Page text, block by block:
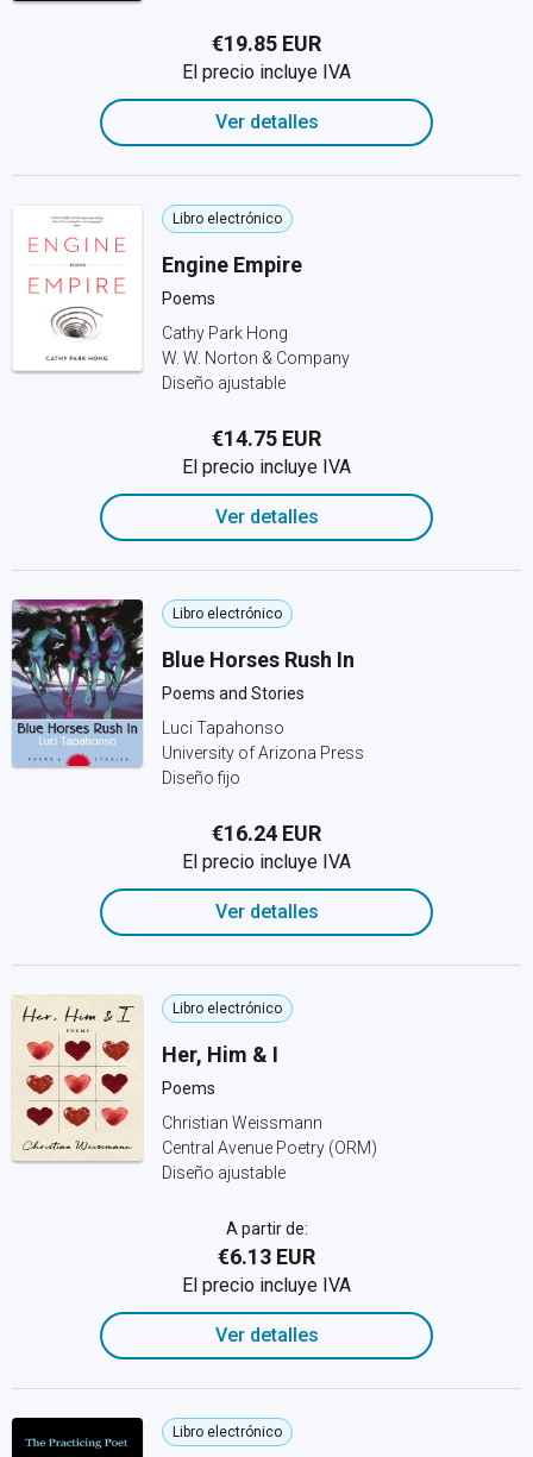
€19.85 EUR
El precio incluye IVA
Ver detalles
Libro electrónico
Engine Empire
Poems
Cathy Park Hong
W. W. Norton & Company
Diseño ajustable
€14.75 EUR
El precio incluye IVA
Ver detalles
Libro electrónico
Blue Horses Rush In
Poems and Stories
Luci Tapahonso
University of Arizona Press
Diseño fijo
€16.24 EUR
El precio incluye IVA
Ver detalles
Libro electrónico
Her, Him & I
Poems
Christian Weissmann
Central Avenue Poetry (ORM)
Diseño ajustable
A partir de:
€6.13 EUR
El precio incluye IVA
Ver detalles
Libro electrónico